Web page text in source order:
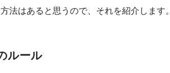
法はあると思うので、それを紹介します。
ルール